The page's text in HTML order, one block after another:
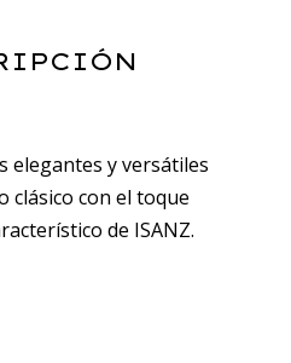
elegantes y versátiles
clásico con el toque
de ISANZ.